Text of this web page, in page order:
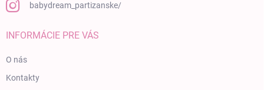
babydream_partizanske/
INFORMÁCIE PRE VÁS
O nás
Kontakty